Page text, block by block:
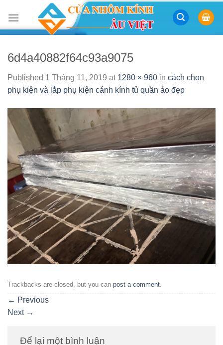
content
6d4a40882f64c93a9075
Published 1 Tháng 11, 2019 at 1280 × 960 in cách chọn
phụ kiện và lắp phụ kiện cánh kính tủ quần áo đẹp
Trackbacks are closed, but you can post a comment
← Previous
Next →
Để lại một bình luận